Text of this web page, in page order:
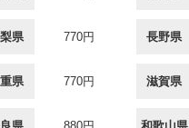
県 770円 長野県
県 770円 滋賀県